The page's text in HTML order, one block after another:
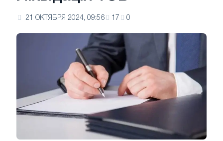
21 ОКТЯБРЯ 2024, 09:56 17 0